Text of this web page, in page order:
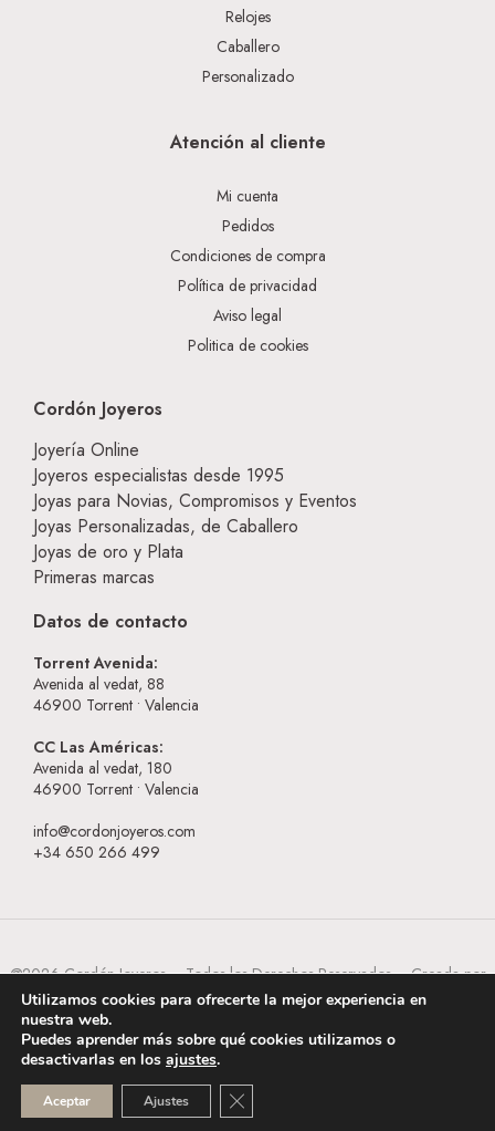
Relojes
Caballero
Personalizado
Atención al cliente
Mi cuenta
Pedidos
Condiciones de compra
Política de privacidad
Aviso legal
Politica de cookies
Cordón Joyeros
Joyería Online
Joyeros especialistas desde 1995
Joyas para Novias, Compromisos y Eventos
Joyas Personalizadas, de Caballero
Joyas de oro y Plata
Primeras marcas
Datos de contacto
Torrent Avenida:
Avenida al vedat, 88
46900 Torrent • Valencia
CC Las Américas:
Avenida al vedat, 180
46900 Torrent • Valencia
info@cordonjoyeros.com
+34 650 266 499
@2026 Cordón Joyeros – Todos los Derechos Reservados – Creada por
BESEOWEB
Utilizamos cookies para ofrecerte la mejor experiencia en
nuestra web.
Puedes aprender más sobre qué cookies utilizamos o
desactivarlas en los ajustes.
Aceptar Ajustes CERRAR EL BANNER DE